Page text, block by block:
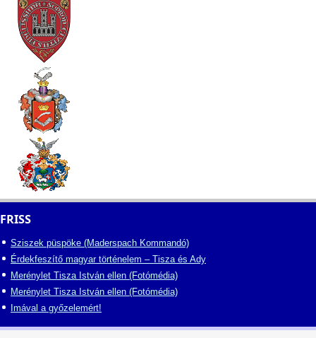
FRISS
Sziszek püspöke (Maderspach Kommandó)
Érdekfeszítő magyar történelem – Tisza és Ady
Merénylet Tisza István ellen (Fotómédia)
Merénylet Tisza István ellen (Fotómédia)
Imával a győzelemért!